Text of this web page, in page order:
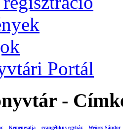
Portál
-
Kemenesalja evangélikus egyház Weöres Sándor